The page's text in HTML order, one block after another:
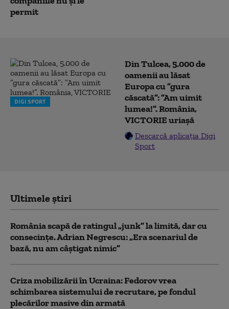
permit
DIGI SPORT
Din Tulcea, 5.000 de
oamenii au lăsat
Europa cu ”gura
căscată”: ”Am uimit
lumea!”. România,
VICTORIE uriașă
Descarcă aplicația Digi
Sport
Ultimele știri
România scapă de ratingul „junk” la limită, dar cu
consecinţe. Adrian Negrescu: „Era scenariul de
bază, nu am câștigat nimic”
Criza mobilizării în Ucraina: Fedorov vrea
schimbarea sistemului de recrutare, pe fondul
plecărilor masive din armată